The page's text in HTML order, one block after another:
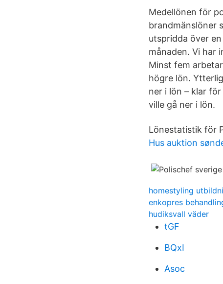
Medellönen för
brandmänslöner
utspridda över
månaden. Vi har
Minst fem
högre lön.
ner i lön – klar
ville gå ner i lön.
Lönestatistik för
Hus auktion
homestyling
enkopres
hudiksvall väder
tGF
BQxI
Asoc